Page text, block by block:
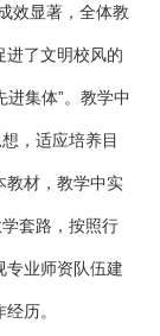
效显著，全体教
进了文明校风的
进集体”。教学中
，适应培养目
教材，教学中实
套路，按照行
专业师资队伍建
历。